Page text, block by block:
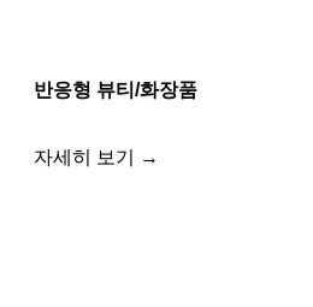
반응형 뷰티/화장품
자세히 보기 →